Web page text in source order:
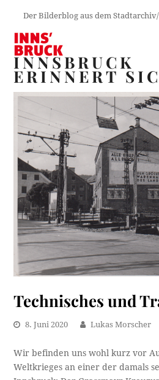
Der Bilderblog aus dem
INNSBRUCK
ERINNERT
Technisches und
8. Juni 2020 Lukas Morscher
Wir befinden uns wohl kurz vor
Weltkrieges an einer der damals